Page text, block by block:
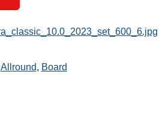
Allround, Board